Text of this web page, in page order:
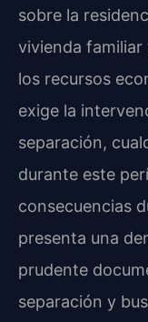
sobre la
vivienda
los recursos
exige la
separación,
durante este
consecuencias
presenta una
prudente
separación y